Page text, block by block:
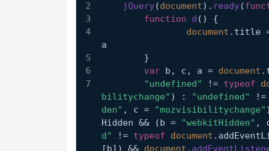
jQuery(document). ready(
function
d ( ) {
document . title
a
    	}
var b, c, a = document .
"undefined"
!= typeof
bilitychange" ) : "undefined" !=
den" , c = "mozvisibilitychange"
Hidden && (b = "webkitHidden" ,
d"
!= typeof document .
[b]) && document .